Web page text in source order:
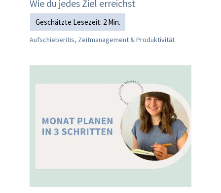
Wie du jedes Ziel erreichst
Aufschieberitis, Zeitmanagement & Produktivität